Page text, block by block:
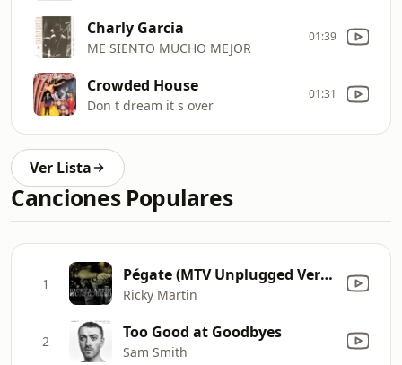
Charly Garcia
ME SIENTO MUCHO MEJOR
01:39
Crowded House
Don t dream it s over
01:31
Ver Lista
Canciones Populares
1 Pégate (MTV Unplugged Version) [Radio Edit] [MTV Unplugged Version]
Ricky Martin
2 Too Good at Goodbyes
Sam Smith